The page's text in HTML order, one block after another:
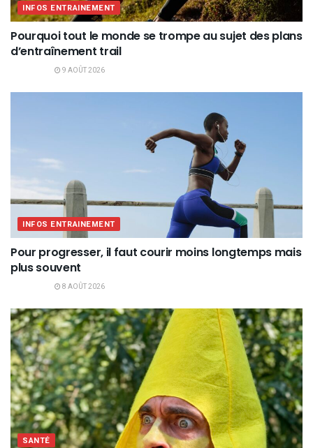
INFOS ENTRAINEMENT
Pourquoi tout le monde se trompe au sujet des plans
d’entraînement trail
9 AOÛT 2026
INFOS ENTRAINEMENT
Pour progresser, il faut courir moins longtemps mais
plus souvent
8 AOÛT 2026
SANTÉ